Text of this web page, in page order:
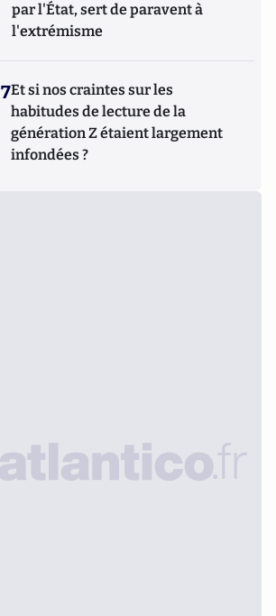
par l'État, sert de paravent à
l'extrémisme
7Et si nos craintes sur les
habitudes de lecture de la
génération Z étaient largement
infondées ?